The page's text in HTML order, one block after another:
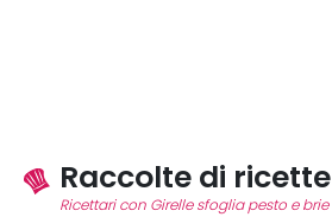
Raccolte di ricette
Ricettari con Girelle sfoglia pesto e brie